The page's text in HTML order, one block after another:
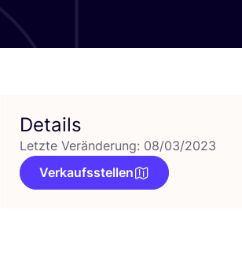
Details
Letzte Veränderung: 08/03/2023
Verkaufsstellen